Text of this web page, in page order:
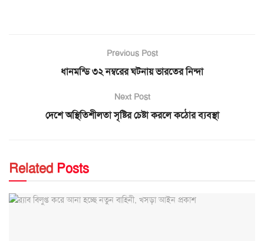
Previous Post
ধানমন্ডি ৩২ নম্বরের ঘটনায় ভারতের নিন্দা
Next Post
দেশে অস্থিতিশীলতা সৃষ্টির চেষ্টা করলে কঠোর ব্যবস্থা
Related Posts